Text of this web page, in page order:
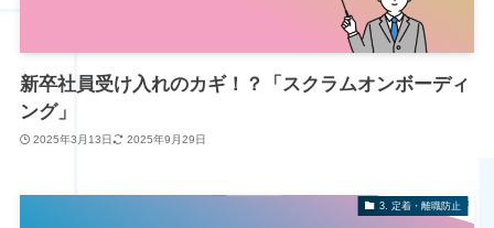
新卒社員受け入れのカギ！？「スクラムオンボーディ
ング」
2025年3月13日 2025年9月29日
3. 定着・離職防止